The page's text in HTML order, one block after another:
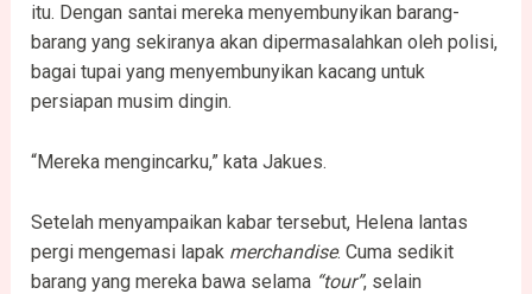
itu. Dengan santai mereka menyembunyikan barang-
barang yang sekiranya akan dipermasalahkan oleh polisi,
bagai tupai yang menyembunyikan kacang untuk
persiapan musim dingin.
“Mereka mengincarku,” kata Jakues.
Setelah menyampaikan kabar tersebut, Helena lantas
pergi mengemasi lapak merchandise. Cuma sedikit
barang yang mereka bawa selama “tour”, selain